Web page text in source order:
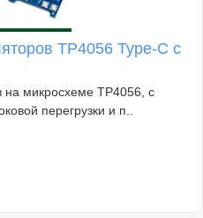
TP4056 Type-C с
на микросхеме TP4056, с
перегрузки и п..